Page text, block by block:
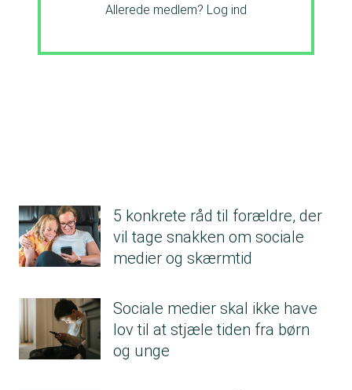
Allerede medlem? Log ind
5 konkrete råd til forældre, der
vil tage snakken om sociale
medier og skærmtid
Sociale medier skal ikke have
lov til at stjæle tiden fra børn
og unge